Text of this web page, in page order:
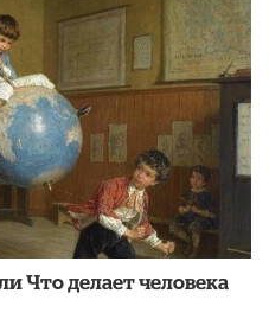
Что делает человека